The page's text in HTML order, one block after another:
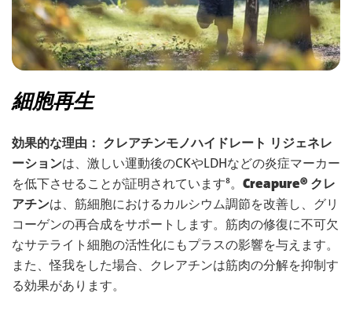
細胞再生
効果的な理由： クレアチンモノハイドレート リジェネレ
ーションは、激しい運動後のCKやLDHなどの炎症マーカー
を低下させることが証明されています⁸。 Creapure® クレ
アチンは、筋細胞におけるカルシウム調節を改善し、グリ
コーゲンの再合成をサポートします。筋肉の修復に不可欠
なサテライト細胞の活性化にもプラスの影響を与えます。
また、怪我をした場合、クレアチンは筋肉の分解を抑制す
る効果があります。